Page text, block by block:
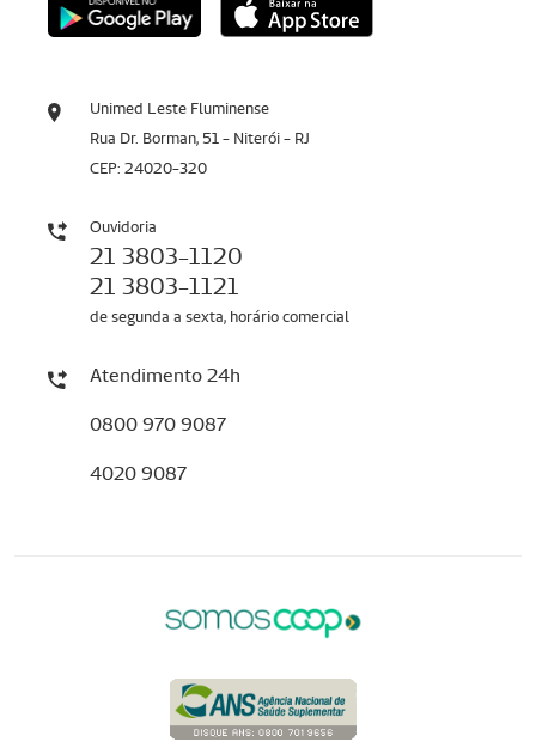
Unimed Leste Fluminense
Rua Dr. Borman, 51 - Niterói - RJ
CEP: 24020-320
Ouvidoria
21 3803-1120
21 3803-1121
de segunda a sexta, horário comercial
Atendimento 24h
0800 970 9087
4020 9087